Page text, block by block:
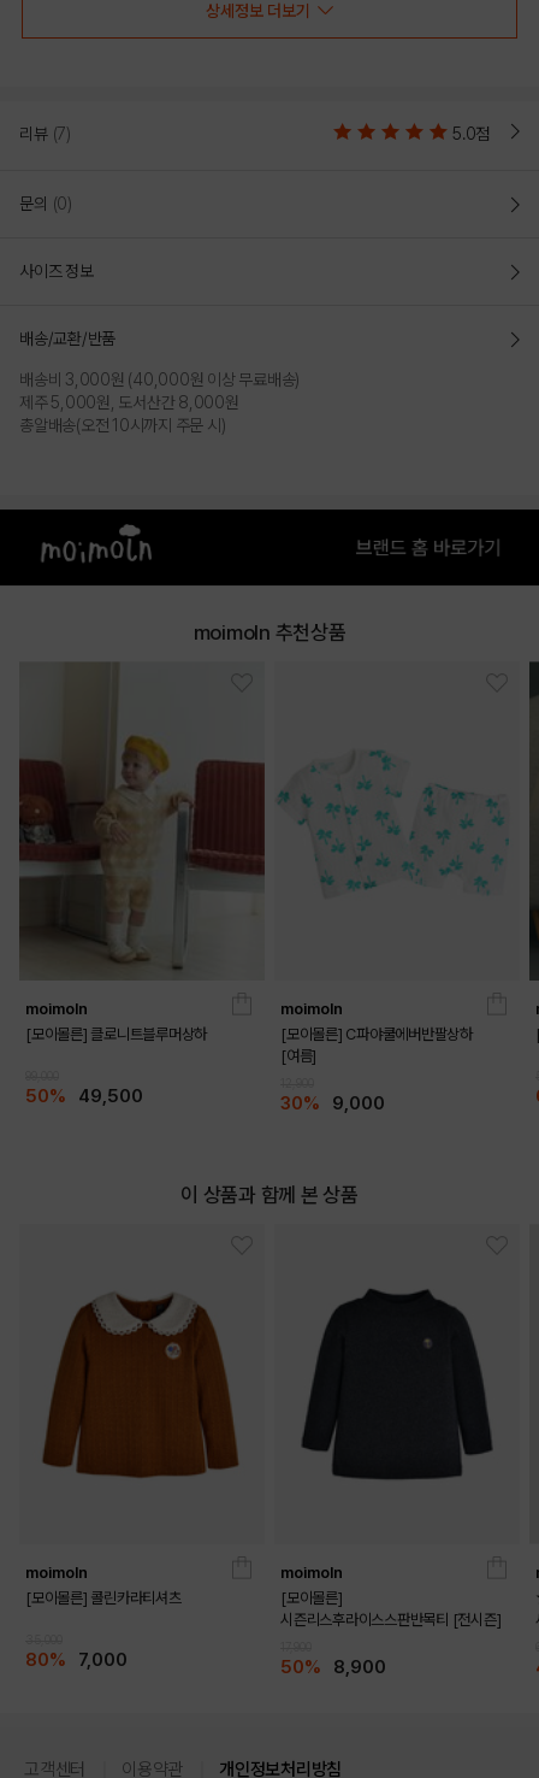
상세정보 더보기
리뷰 (7) 5.0점
문의 (0)
사이즈 정보
배송/교환/반품
배송비 3,000원 (40,000원 이상 무료배송)
제주 5,000원, 도서산간 8,000원
총알배송(오전 10시까지 주문 시)
moimoln 추천상품
moimoln
[모이몰른] 클로니트블루머상하
50% 49,500
moimoln
[모이몰른] C파야쿨에버반팔상하
[여름]
30% 9,000
이 상품과 함께 본 상품
moimoln
[모이몰른] 콜린카라티셔츠
80% 7,000
moimoln
[모이몰른]
시즌리스후라이스스판반목티 [전시즌]
50% 8,900
고객센터 이용약관 개인정보처리방침